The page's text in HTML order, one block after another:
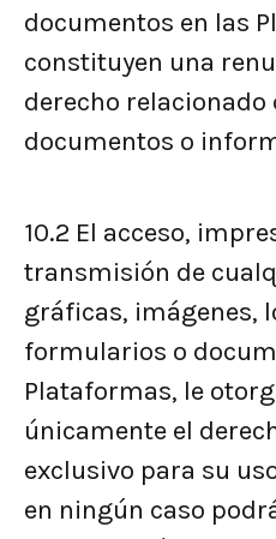
documentos en las
constituyen una
derecho relacionado
documentos o
10.2 El acceso,
transmisión de
gráficas, imágenes,
formularios o
Plataformas, le
únicamente el
exclusivo para su
en ningún caso